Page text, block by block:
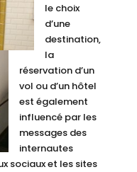
le choix
d’une
destination,
la
réservation d’un
vol ou d’un hôtel
est également
influencé par les
messages des
internautes
sociaux et les sites